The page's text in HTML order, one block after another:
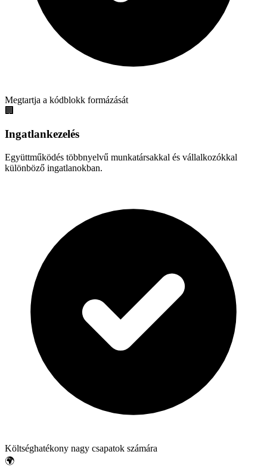
Megtartja a kódblokk formázását
🏢
Ingatlankezelés
Együttműködés többnyelvű munkatársakkal és vállalkozókkal
különböző ingatlanokban.
Költséghatékony nagy csapatok számára
🌍